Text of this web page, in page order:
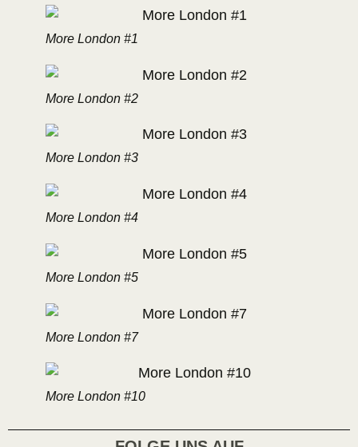
More London #1
More London #2
More London #3
More London #4
More London #5
More London #7
More London #10